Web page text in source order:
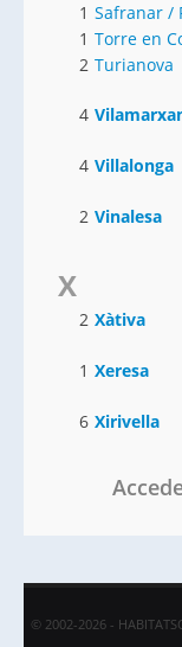
1 Safranar /
1 Torre en
2 Turianova
4
4 Villalonga
2 Vinalesa
X
2 Xàtiva
1 Xeresa
6 Xirivella
© 2002-2026 -